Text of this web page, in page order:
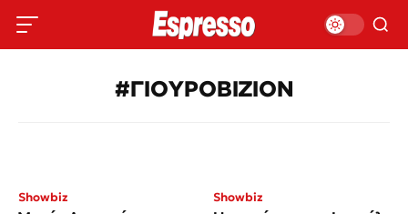
#ΓΙΟΥΡΟΒΙΖΙΟΝ
Showbiz Showbiz